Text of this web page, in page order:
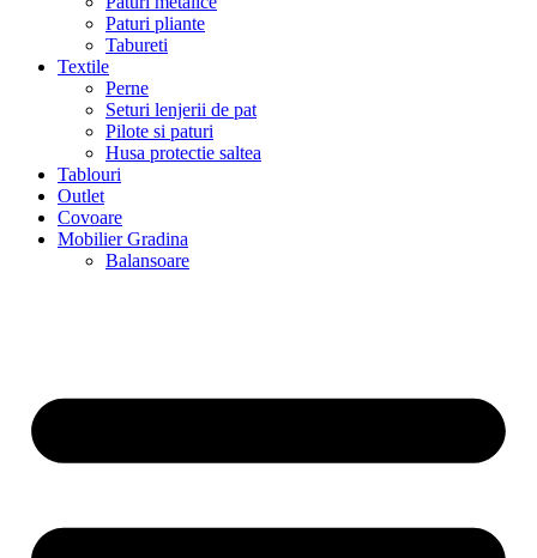
Paturi pliante
Tabureti
Textile
Perne
Seturi lenjerii de pat
Pilote si paturi
Husa protectie saltea
Tablouri
Outlet
Covoare
Mobilier Gradina
Balansoare